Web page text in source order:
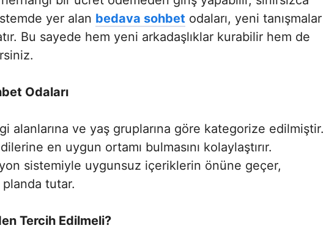
yer alan bedava sohbet odaları, yeni tanışmalar
Bu sayede hem yeni arkadaşlıklar kurabilir hem de
Odaları
alanlarına ve yaş gruplarına göre kategorize edilmiştir.
en uygun ortamı bulmasını kolaylaştırır.
sistemiyle uygunsuz içeriklerin önüne geçer,
planda tutar.
Tercih Edilmeli?